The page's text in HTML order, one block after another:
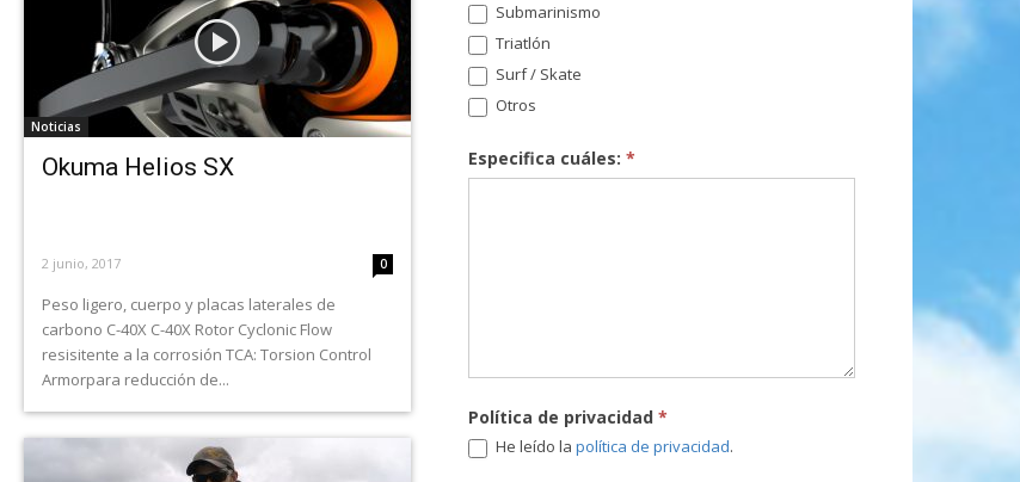
Noticias
Okuma Helios SX
2 junio, 2017 0
Peso ligero, cuerpo y placas laterales de
carbono C-40X C-40X Rotor Cyclonic Flow
resisitente a la corrosión TCA: Torsion Control
Armorpara reducción de...
Submarinismo
Triatlón
Surf / Skate
Otros
Especifica cuáles: *
Política de privacidad *
He leído la política de privacidad.